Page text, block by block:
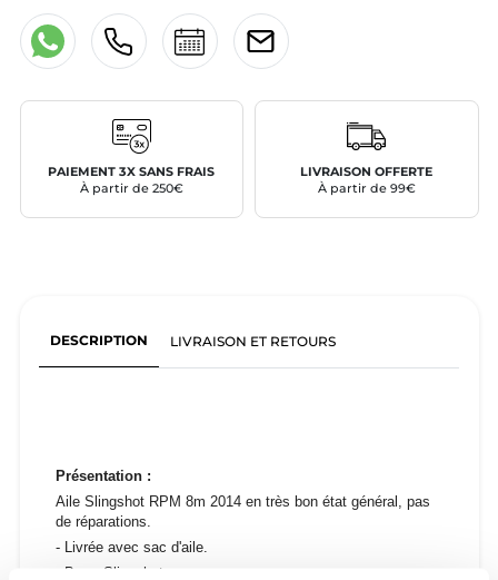
PAIEMENT 3X SANS FRAIS
À partir de 250€
LIVRAISON OFFERTE
À partir de 99€
DESCRIPTION LIVRAISON ET RETOURS
Présentation :
Aile Slingshot RPM 8m 2014 en très bon état général, pas
de réparations.
- Livrée avec sac d'aile.
- Barre Slingshot